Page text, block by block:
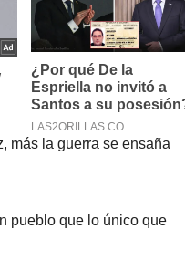
más la guerra se ensaña
pueblo que lo único que